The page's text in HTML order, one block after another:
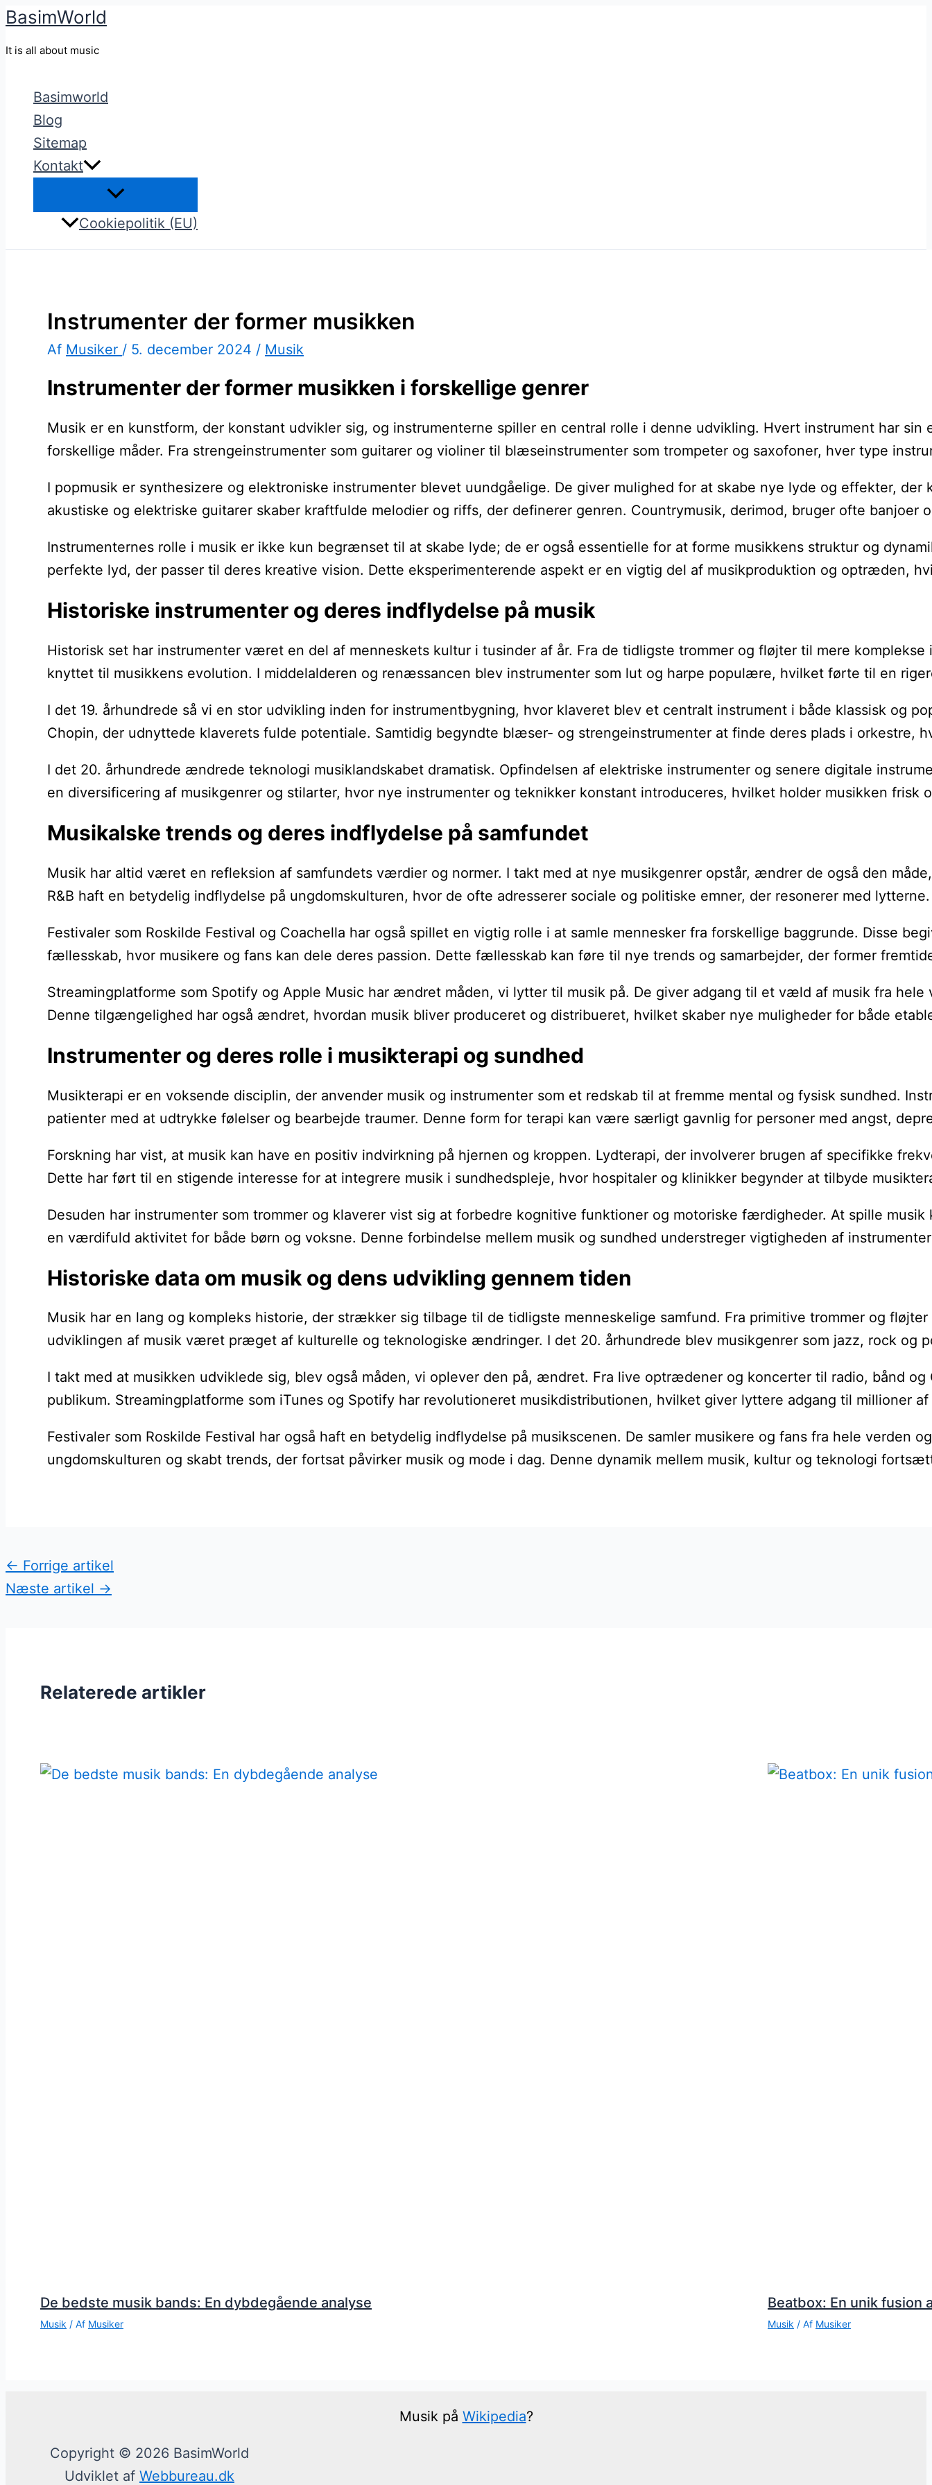
Gå
BasimWorld
It is all about music
Basimworld
Blog
Sitemap
Kontakt
Cookiepolitik (EU)
Instrumenter der former musikken
Af Musiker / 5. december 2024 / Musik
Instrumenter der former musikken i forskellige genrer
Musik er en kunstform, der konstant udvikler sig, og instrumenterne spiller en central rolle i denne udvikling. Hvert instrument har
forskellige måder. Fra strengeinstrumenter som guitarer og violiner til blæseinstrumenter som trompeter og saxofoner, hver type
I popmusik er synthesizere og elektroniske instrumenter blevet uundgåelige. De giver mulighed for at skabe nye lyde og effekter,
akustiske og elektriske guitarer skaber kraftfulde melodier og riffs, der definerer genren. Countrymusik, derimod, bruger ofte banjoer
Instrumenternes rolle i musik er ikke kun begrænset til at skabe lyde; de er også essentielle for at forme musikkens struktur og
perfekte lyd, der passer til deres kreative vision. Dette eksperimenterende aspekt er en vigtig del af musikproduktion og optræden,
Historiske instrumenter og deres indflydelse på musik
Historisk set har instrumenter været en del af menneskets kultur i tusinder af år. Fra de tidligste trommer og fløjter til mere
knyttet til musikkens evolution. I middelalderen og renæssancen blev instrumenter som lut og harpe populære, hvilket førte til en
I det 19. århundrede så vi en stor udvikling inden for instrumentbygning, hvor klaveret blev et centralt instrument i både klassisk og
Chopin, der udnyttede klaverets fulde potentiale. Samtidig begyndte blæser- og strengeinstrumenter at finde deres plads i orkestre,
I det 20. århundrede ændrede teknologi musiklandskabet dramatisk. Opfindelsen af elektriske instrumenter og senere digitale
en diversificering af musikgenrer og stilarter, hvor nye instrumenter og teknikker konstant introduceres, hvilket holder musikken frisk
Musikalske trends og deres indflydelse på samfundet
Musik har altid været en refleksion af samfundets værdier og normer. I takt med at nye musikgenrer opstår, ændrer de også den
R&B haft en betydelig indflydelse på ungdomskulturen, hvor de ofte adresserer sociale og politiske emner, der resonerer med lytterne.
Festivaler som Roskilde Festival og Coachella har også spillet en vigtig rolle i at samle mennesker fra forskellige baggrunde. Disse
fællesskab, hvor musikere og fans kan dele deres passion. Dette fællesskab kan føre til nye trends og samarbejder, der former
Streamingplatforme som Spotify og Apple Music har ændret måden, vi lytter til musik på. De giver adgang til et væld af musik fra
Denne tilgængelighed har også ændret, hvordan musik bliver produceret og distribueret, hvilket skaber nye muligheder for både
Instrumenter og deres rolle i musikterapi og sundhed
Musikterapi er en voksende disciplin, der anvender musik og instrumenter som et redskab til at fremme mental og fysisk sundhed.
patienter med at udtrykke følelser og bearbejde traumer. Denne form for terapi kan være særligt gavnlig for personer med angst,
Forskning har vist, at musik kan have en positiv indvirkning på hjernen og kroppen. Lydterapi, der involverer brugen af specifikke
Dette har ført til en stigende interesse for at integrere musik i sundhedspleje, hvor hospitaler og klinikker begynder at tilbyde
Desuden har instrumenter som trommer og klaverer vist sig at forbedre kognitive funktioner og motoriske færdigheder. At spille
en værdifuld aktivitet for både børn og voksne. Denne forbindelse mellem musik og sundhed understreger vigtigheden af
Historiske data om musik og dens udvikling gennem tiden
Musik har en lang og kompleks historie, der strækker sig tilbage til de tidligste menneskelige samfund. Fra primitive trommer og
udviklingen af musik været præget af kulturelle og teknologiske ændringer. I det 20. århundrede blev musikgenrer som jazz, rock og
I takt med at musikken udviklede sig, blev også måden, vi oplever den på, ændret. Fra live optrædener og koncerter til radio, bånd
publikum. Streamingplatforme som iTunes og Spotify har revolutioneret musikdistributionen, hvilket giver lyttere adgang til millioner
Festivaler som Roskilde Festival har også haft en betydelig indflydelse på musikscenen. De samler musikere og fans fra hele verden
ungdomskulturen og skabt trends, der fortsat påvirker musik og mode i dag. Denne dynamik mellem musik, kultur og teknologi
← Forrige artikel
Næste artikel →
Relaterede artikler
De bedste musik bands: En dybdegående analyse
Musik / Af Musiker
Beatbox: En unik fusion
Musik / Af Musiker
Musik på Wikipedia?
Copyright © 2026 BasimWorld
Udviklet af Webbureau.dk